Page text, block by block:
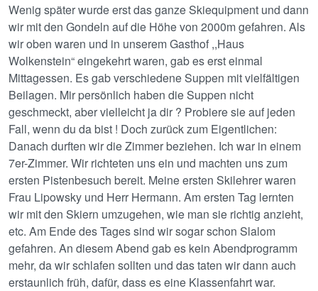
Wenig später wurde erst das ganze Skiequipment und dann
wir mit den Gondeln auf die Höhe von 2000m gefahren. Als
wir oben waren und in unserem Gasthof ,,Haus
Wolkenstein“ eingekehrt waren, gab es erst einmal
Mittagessen. Es gab verschiedene Suppen mit vielfältigen
Beilagen. Mir persönlich haben die Suppen nicht
geschmeckt, aber vielleicht ja dir ? Probiere sie auf jeden
Fall, wenn du da bist ! Doch zurück zum Eigentlichen:
Danach durften wir die Zimmer beziehen. Ich war in einem
7er-Zimmer. Wir richteten uns ein und machten uns zum
ersten Pistenbesuch bereit. Meine ersten Skilehrer waren
Frau Lipowsky und Herr Hermann. Am ersten Tag lernten
wir mit den Skiern umzugehen, wie man sie richtig anzieht,
etc. Am Ende des Tages sind wir sogar schon Slalom
gefahren. An diesem Abend gab es kein Abendprogramm
mehr, da wir schlafen sollten und das taten wir dann auch
erstaunlich früh, dafür, dass es eine Klassenfahrt war.